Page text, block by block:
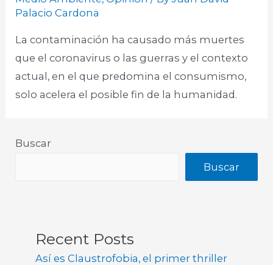
Palacio Cardona
La contaminación ha causado más muertes
que el coronavirus o las guerras y el contexto
actual, en el que predomina el consumismo,
solo acelera el posible fin de la humanidad.
Buscar
Buscar
Recent Posts
Así es Claustrofobia, el primer thriller